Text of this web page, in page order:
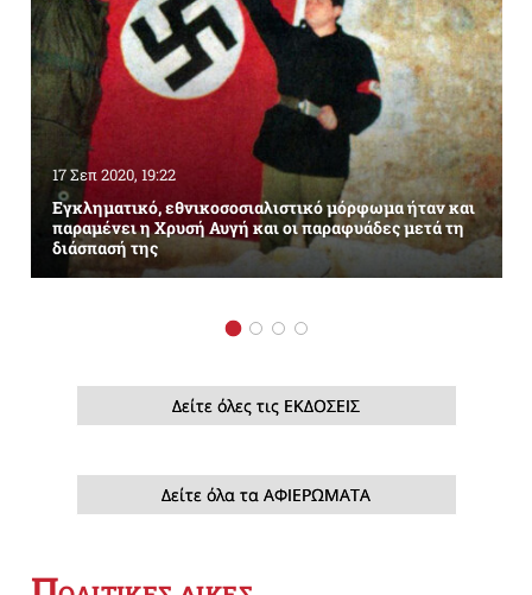
17 Σεπ 2020, 19:22
Εγκληματικό, εθνικοσοσιαλιστικό μόρφωμα ήταν και
παραμένει η Χρυσή Αυγή και οι παραφυάδες μετά τη
διάσπασή της
Δείτε όλες τις ΕΚΔΟΣΕΙΣ
Δείτε όλα τα ΑΦΙΕΡΩΜΑΤΑ